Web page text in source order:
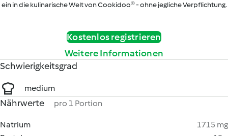
ein in die kulinarische Welt von Cookidoo® - ohne jegliche Verpflichtung.
Kostenlos registrieren
Weitere Informationen
Schwierigkeitsgrad
medium
Nährwerte pro 1 Portion
Natrium
1715 mg